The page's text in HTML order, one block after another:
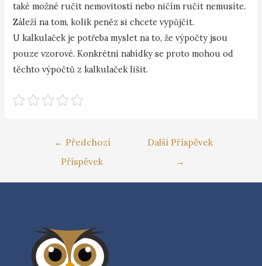
také možné ručit nemovitostí nebo ničím ručit nemusíte.
Záleží na tom, kolik peněz si chcete vypůjčit.
U kalkulaček je potřeba myslet na to, že výpočty jsou
pouze vzorové. Konkrétní nabídky se proto mohou od
těchto výpočtů z kalkulaček lišit.
← Předchozí
Příspěvek
Další Příspěvek
→